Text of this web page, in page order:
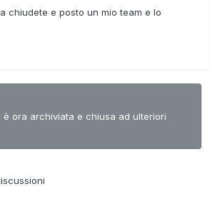
chiudete e posto un mio team e lo
è ora archiviata e chiusa ad ulteriori